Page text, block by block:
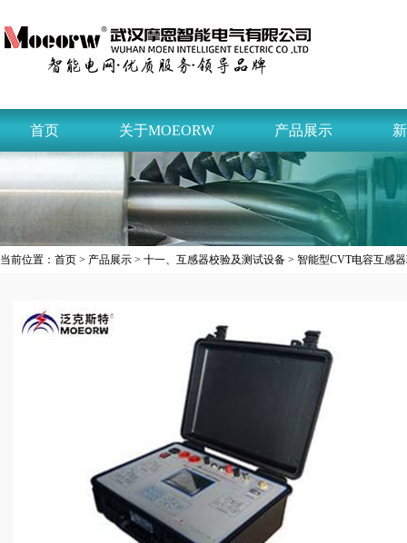
首页 关于MOEORW 产品展示
当前位置： 首页 > 产品展示 > 十一、互感器校验及测试设备 > 智能型CVT电容互感